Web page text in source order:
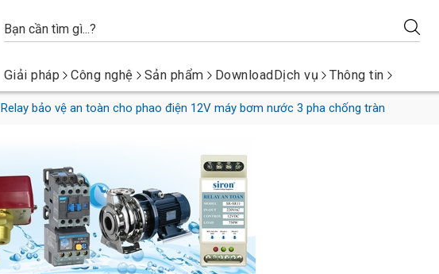
Giải pháp Công nghệ Sản phẩm DownloadDịch vụ Thông tin
Relay bảo vệ an toàn cho phao điện 12V máy bơm nước 3 pha chống tràn